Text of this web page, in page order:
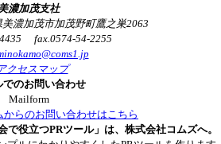
濃加茂支社
濃加茂市加茂野町鷹之巣2063
fax.0574-54-2255
クセスマップ
でのお問い合わせ
Mailform